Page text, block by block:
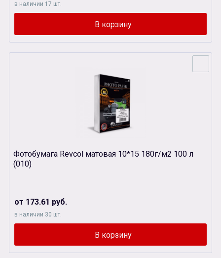
в наличии 17 шт.
Фотобумага Revcol матовая 10*15 180г/м2 100 л
(010)
от 173.61 руб.
в наличии 30 шт.